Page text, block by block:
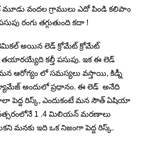
మూడు వందల గ్రాములు ఎదో పిండి కలిపాం
రంగు తగ్గుతుంది కదా !
అయిన లెడ్ క్రోమేట్ క్రోమేట్
తయారయ్యేది కల్తీ పసుపు. ఇక ఈ లెడ్
మన ఆరోగ్యం లో సమస్యలు వస్తాయి, కిడ్నీ
అందులో ప్రధానం. ఈ లెడ్ అనేది
పెద్ద రిస్క్, ఎందుకంటే మన సౌత్ ఏషియా
1 .4 మిలియన్ మరణాలు
మనకు ఇది ఒక నిజంగా పెద్ద రిస్క్.